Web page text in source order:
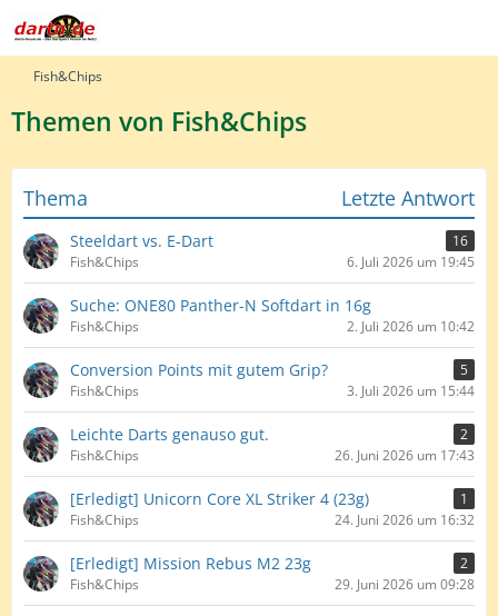
Fish&Chips
Themen von Fish&Chips
Thema Letzte Antwort
Steeldart vs. E-Dart
16
Fish&Chips
6. Juli 2026 um 19:45
Suche: ONE80 Panther-N Softdart in 16g
Fish&Chips 2. Juli 2026 um 10:42
Conversion Points mit gutem Grip?
5
Fish&Chips
3. Juli 2026 um 15:44
Leichte Darts genauso gut.
2
Fish&Chips
26. Juni 2026 um 17:43
[Erledigt] Unicorn Core XL Striker 4 (23g)
1
Fish&Chips
24. Juni 2026 um 16:32
[Erledigt] Mission Rebus M2 23g
2
Fish&Chips
29. Juni 2026 um 09:28